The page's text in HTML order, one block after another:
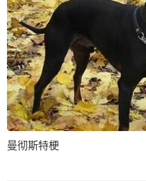
曼彻斯特梗